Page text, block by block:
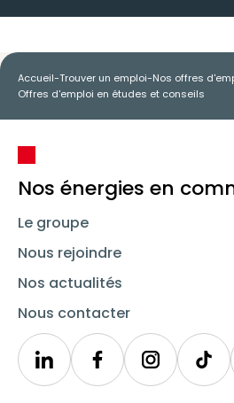
Accueil-Trouver un emploi-Nos offres
Offres d'emploi en études et conseils
Nos énergies en
Le groupe
Nous rejoindre
Nos actualités
Nous contacter
LinkedinSynergieInstagram